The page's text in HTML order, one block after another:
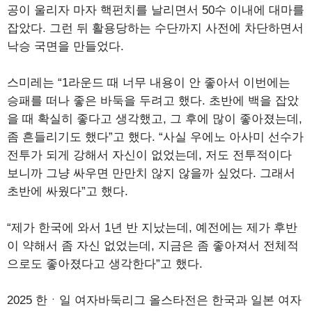
공이 울리자 마자 핵펀치를 날리면서 50수 이내에 대마를
잡았다. 그런 뒤 활용당하는 수단까지 사전에 차단하면서
낙승 국면을 만들었다.
스미레는 “1라운드 때 너무 내용이 안 좋아서 이번에는
승패를 떠나 좋은 바둑을 두려고 했다. 초반에 백을 잡았
을 때 확실히 좋다고 생각했고, 그 후에 많이 좋아졌는데,
좀 흔들리기도 했다”고 했다. “사실 우에노 아사미 선수가
전투가 되게 강해서 자신이 없었는데, 저도 전투적이다
보니까 그냥 싸우면 만만치 않지 않을까 싶었다. 그래서
초반에 싸웠다”고 했다.
“제가 한국에 와서 1년 반 지났는데, 예전에는 제가 후반
이 약해서 좀 자신 없었는데, 지금은 좀 좋아져서 전체적
으로도 좋아졌다고 생각한다”고 했다.
2025 한ㆍ일 여자바둑리그 올스타전은 한국과 일본 여자